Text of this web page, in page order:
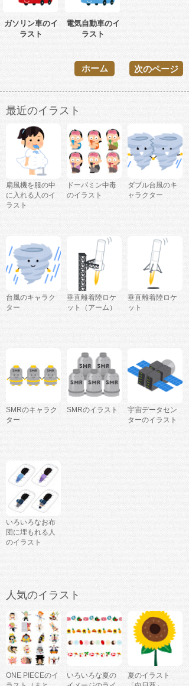
ガソリン車のイ
ラスト
電気自動車のイ
ラスト
次のページ
ホーム
最近のイラスト
扇風機を服の中
に入れる人のイ
ラスト
ドーパミン中毒
のイラスト
ダブル台風のキ
ャラクター
台風のキャラク
ター
垂直離着陸ロケ
ット（アーム）
垂直離着陸ロケ
ット
SMRのキャラク
ター
SMRのイラスト
宇宙データセン
ターのイラスト
いろいろなお布
団に埋もれる人
のイラスト
人気のイラスト
ONE PIECEのイ
いろいろな夏の
夏のイラスト